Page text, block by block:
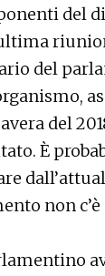
del
del
del
È
non